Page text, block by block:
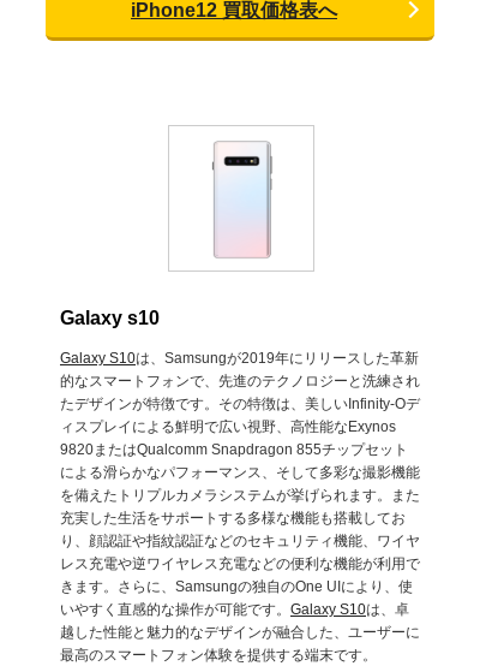
iPhone12 買取価格表へ
Galaxy s10
Galaxy S10は、Samsungが2019年にリリースした革新
的なスマートフォンで、先進のテクノロジーと洗練され
たデザインが特徴です。その特徴は、美しいInfinity-Oデ
ィスプレイによる鮮明で広い視野、高性能なExynos
9820またはQualcomm Snapdragon 855チップセット
による滑らかなパフォーマンス、そして多彩な撮影機能
を備えたトリプルカメラシステムが挙げられます。また
充実した生活をサポートする多様な機能も搭載してお
り、顔認証や指紋認証などのセキュリティ機能、ワイヤ
レス充電や逆ワイヤレス充電などの便利な機能が利用で
きます。さらに、Samsungの独自のOne UIにより、使
いやすく直感的な操作が可能です。 Galaxy S10は、卓
越した性能と魅力的なデザインが融合した、ユーザーに
最高のスマートフォン体験を提供する端末です。